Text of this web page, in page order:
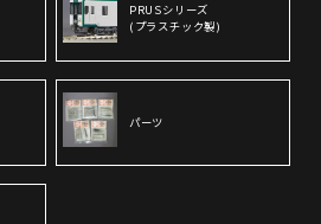
PRUSシリーズ
(プラスチック製)
パーツ